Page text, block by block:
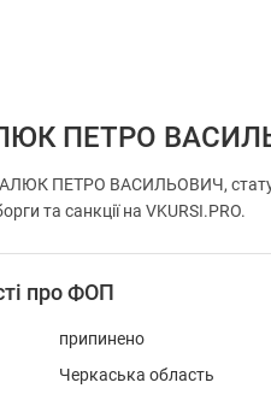
ПЕТРО
ПЕТРО ВАСИЛЬОВИЧ,
та санкції на VKURSI.PRO.
про ФОП
припинено
Черкаська область